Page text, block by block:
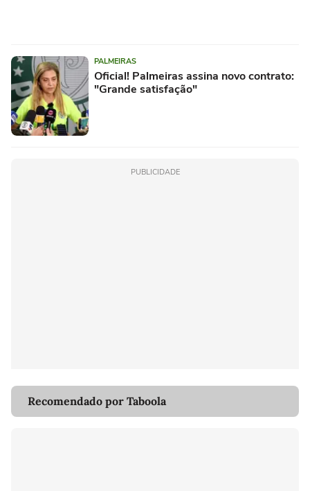
PALMEIRAS
Oficial! Palmeiras assina novo contrato:
"Grande satisfação"
PUBLICIDADE
Recomendado por Taboola